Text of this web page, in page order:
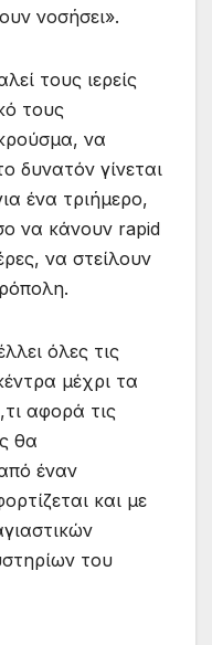
νοσήσει».
τους ιερείς
τους
να
δυνατόν γίνεται
ένα τριήμερο,
να κάνουν rapid
να στείλουν
όλες τις
μέχρι τα
αφορά τις
θα
έναν
και με
του